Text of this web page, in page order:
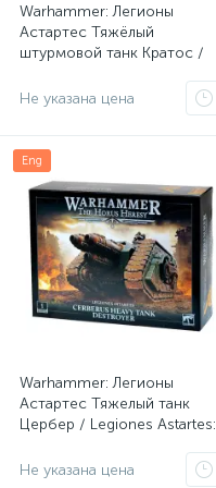
Warhammer: Легионы
Астартес Тяжёлый
штурмовой танк Кратос /
Heavy Assault Tank (арт. 31-
Не указана цена
Eng
Warhammer: Легионы
Астартес Тяжелый танк
Цербер / Legiones Astartes:
31-62)
Не указана цена